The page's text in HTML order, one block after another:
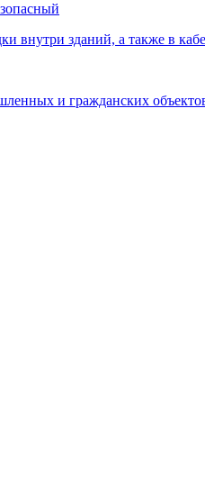
внутри зданий, а также в
и гражданских